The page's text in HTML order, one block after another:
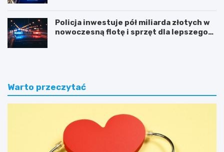
Policja inwestuje pół miliarda złotych w
nowoczesną flotę i sprzęt dla lepszego
Warto przeczytać